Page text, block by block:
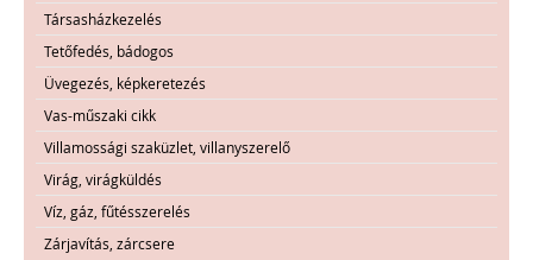
Társasházkezelés
Tetőfedés, bádogos
Üvegezés, képkeretezés
Vas-műszaki cikk
Villamossági szaküzlet, villanyszerelő
Virág, virágküldés
Víz, gáz, fűtésszerelés
Zárjavítás, zárcsere